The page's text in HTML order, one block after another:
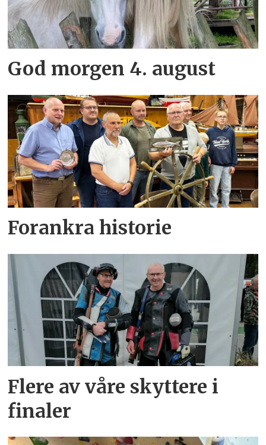
God morgen 4. august
Forankra historie
Flere av våre skyttere i
finaler